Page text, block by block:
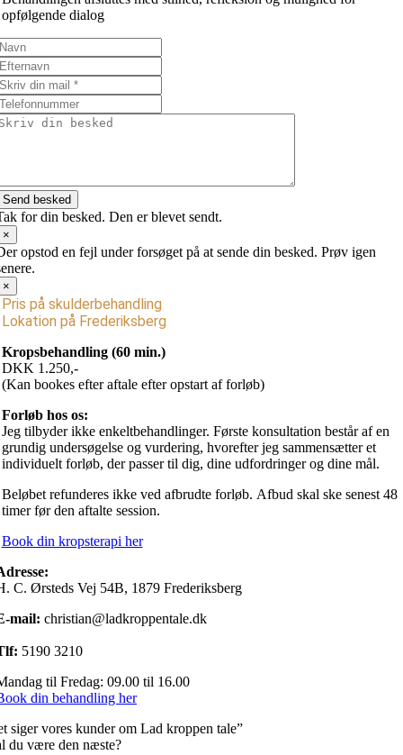
opfølgende dialog
Send besked
for din besked. Den er blevet sendt.
×
opstod en fejl under forsøget på at sende din besked. Prøv igen
×
Pris på skulderbehandling
Lokation på Frederiksberg
Kropsbehandling (60 min.)
DKK 1.250,-
(Kan bookes efter aftale efter opstart af forløb)
Forløb hos os:
Jeg tilbyder ikke enkeltbehandlinger. Første konsultation består af en
grundig undersøgelse og vurdering, hvorefter jeg sammensætter et
individuelt forløb, der passer til dig, dine udfordringer og dine mål.
Beløbet refunderes ikke ved afbrudte forløb. Afbud skal ske senest 48
timer før den aftalte session.
Book din kropsterapi her
C. Ørsteds Vej 54B, 1879 Frederiksberg
mail: christian@ladkroppentale.dk
5190 3210
til Fredag: 09.00 til 16.00
din behandling her
siger vores kunder om Lad kroppen tale”
du være den næste?